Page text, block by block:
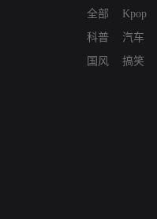
全部
科普
国风
Kpop
汽车
搞笑